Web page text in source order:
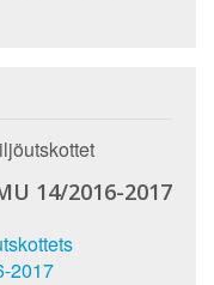
14/2016-2017
2017